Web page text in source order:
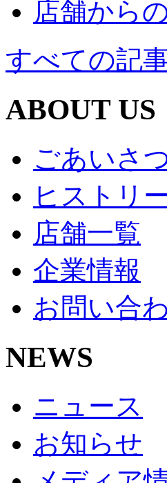
店舗から
すべての記
ABOUT US
ごあいさ
ヒストリ
店舗一覧
企業情報
お問い合
NEWS
ニュース
お知らせ